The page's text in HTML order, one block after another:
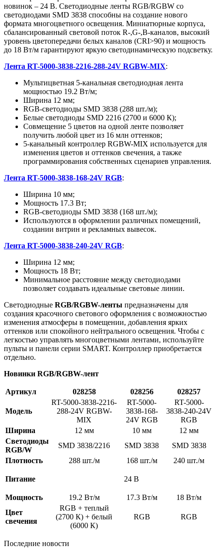
новинок – 24 В. Светодиодные ленты RGB/RGBW со
светодиодами SMD 3838 способны на создание нового
формата многоцветного освещения. Миниатюрные корпуса,
сбалансированный световой поток R-,G-,B-каналов, высокий
уровень цветопередачи белых каналов (CRI>90) и мощность
до 18 Вт/м гарантируют яркую светодинамическую подсветку.
Лента RT-5000-3838-2216-288-24V RGBW-MIX:
Мультицветная 5-канальная светодиодная лента
мощностью 19.2 Вт/м;
Ширина 12 мм;
RGB-светодиоды SMD 3838 (288 шт./м);
Белые светодиоды SMD 2216 (2700 и 6000 К);
Совмещение 5 цветов на одной ленте позволяет
получить любой цвет из 16 млн оттенков;
5-канальный контроллер RGBW-MIX используется для
изменения цветов и оттенков свечения, а также
программирования собственных сценариев управления.
Лента RT-5000-3838-168-24V RGB:
Ширина 10 мм;
Мощность 17.3 Вт;
RGB-светодиоды SMD 3838 (168 шт./м);
Используются в оформлении различных помещений,
создании витрин и рекламных вывесок.
Лента RT-5000-3838-240-24V RGB:
Ширина 12 мм;
Мощность 18 Вт;
Минимальное расстояние между светодиодами
позволяет создавать идеальные световые линии.
Светодиодные RGB/RGBW-ленты предназначены для
создания красочного светового оформления с возможностью
изменения атмосферы в помещении, добавления ярких
оттенков или спокойного нейтрального освещения. Чтобы с
легкостью управлять многоцветными лентами, используйте
пульты и панели серии SMART. Контроллер приобретается
отдельно.
Новинки RGB/RGBW-лент
Артикул 028258 028256 028257
Модель
RT-5000-3838-2216-
288-24V RGBW-
MIX
RT-5000-
3838-168-
24V RGB
RT-5000-
3838-240-24V
RGB
Ширина
12 мм 10 мм
12 мм
Светодиоды
RGB/W
SMD 3838/2216 SMD 3838
SMD 3838
Плотность
288 шт./м 168 шт./м 240 шт./м
Питание 24 В
Мощность 19.2 Вт/м 17.3 Вт/м
18 Вт/м
Цвет
свечения
RGB + теплый
(2700 К) + белый
(6000 К)
RGB RGB
Последние новости